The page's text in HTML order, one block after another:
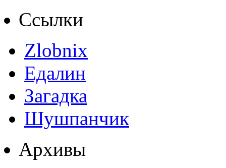
Ссылки
Zlobnix
Едалин
Загадка
Шушпанчик
Архивы